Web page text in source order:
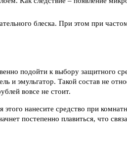
блеска. При этом при
подойти к выбору защитного
и эмульгатор. Такой состав не
вовсе не стоит.
нанесите средство при
постепенно плавиться, что